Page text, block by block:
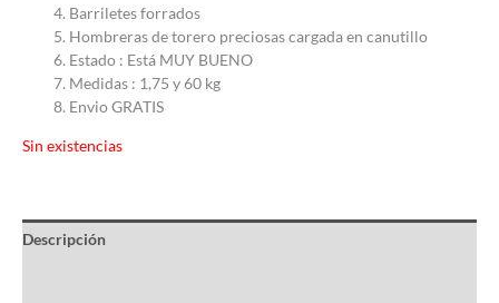
Barriletes forrados
Hombreras de torero preciosas cargada en canutillo
Estado : Está MUY BUENO
Medidas : 1,75 y 60 kg
Envio GRATIS
Sin existencias
Descripción